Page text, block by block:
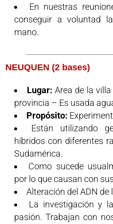
En nuestras
conseguir a voluntad
mano.
NEUQUEN (2 bases)
Lugar: Area de la
provincia – Es usada
Propósito:
Están utilizando
híbridos con diferentes
Sudamérica.
Como sucede
por lo que causan con
Alteración del ADN de
La investigación y
pasión. Trabajan con